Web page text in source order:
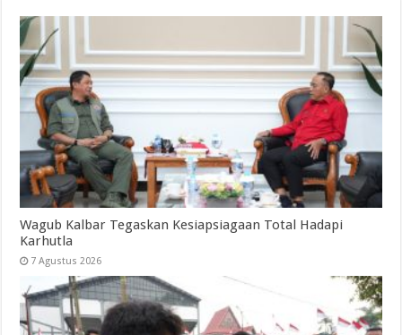
Wagub Kalbar Tegaskan Kesiapsiagaan Total Hadapi
Karhutla
7 Agustus 2026